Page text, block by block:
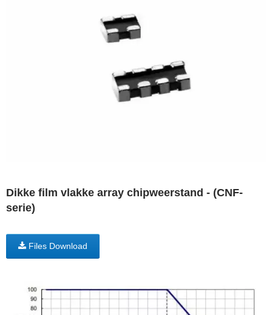
Dikke film vlakke array chipweerstand - (CNF-
serie)
Files Download